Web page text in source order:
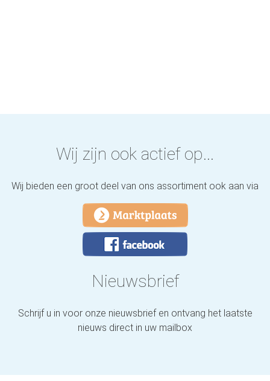
Wij zijn ook actief op...
Wij bieden een groot deel van ons assortiment ook aan via
Nieuwsbrief
Schrijf u in voor onze nieuwsbrief en ontvang het laatste
nieuws direct in uw mailbox